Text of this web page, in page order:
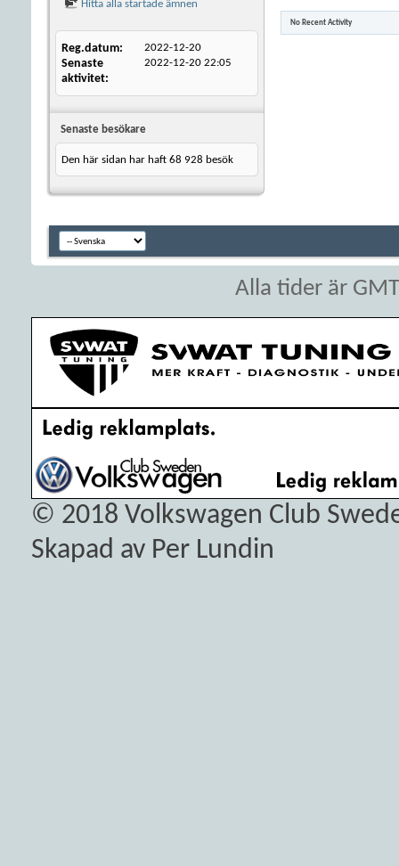
Hitta alla startade ämnen
Reg.datum 2022-12-20
Senaste
aktivitet
2022-12-20 22:05
Senaste besökare
Den här sidan har haft 68 928 besök
No Recent Activity
Alla tider är
© 2018 Volkswagen Club
Skapad av Per Lundin